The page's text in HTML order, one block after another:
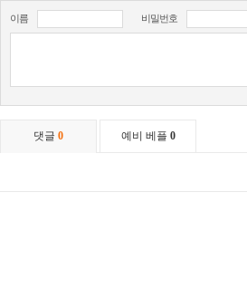
이름 비밀번호
댓글 0 예비 베플 0